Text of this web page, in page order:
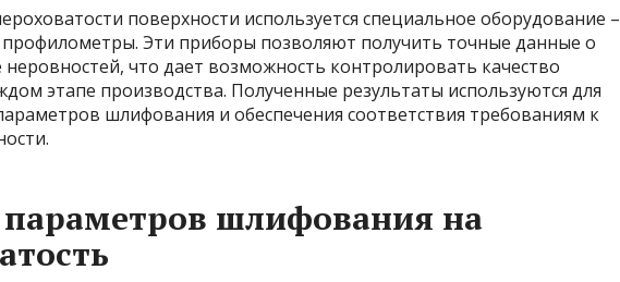
поверхности используется специальное оборудование –
Эти приборы позволяют получить точные данные о
неровностей, что дает возможность контролировать качество
этапе производства. Полученные результаты используются для
шлифования и обеспечения соответствия требованиям к
шлифования на